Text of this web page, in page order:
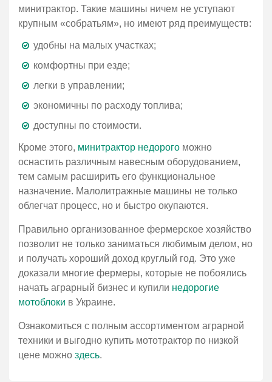
минитрактор. Такие машины ничем не уступают
крупным «собратьям», но имеют ряд преимуществ:
удобны на малых участках;
комфортны при езде;
легки в управлении;
экономичны по расходу топлива;
доступны по стоимости.
Кроме этого, минитрактор недорого можно
оснастить различным навесным оборудованием,
тем самым расширить его функциональное
назначение. Малолитражные машины не только
облегчат процесс, но и быстро окупаются.
Правильно организованное фермерское хозяйство
позволит не только заниматься любимым делом, но
и получать хороший доход круглый год. Это уже
доказали многие фермеры, которые не побоялись
начать аграрный бизнес и купили недорогие
мотоблоки в Украине.
Ознакомиться с полным ассортиментом аграрной
техники и выгодно купить мототрактор по низкой
цене можно здесь.